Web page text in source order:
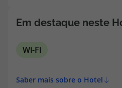
Em destaque neste
Wi-Fi
Saber mais sobre o Hotel